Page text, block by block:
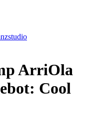
ArriOla
Cool